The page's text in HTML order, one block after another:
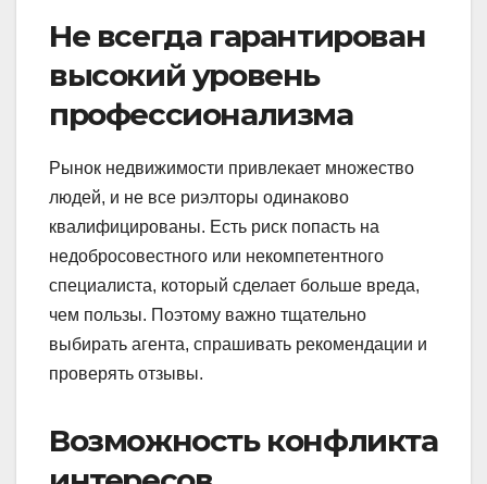
Не всегда гарантирован
высокий уровень
профессионализма
Рынок недвижимости привлекает множество
людей, и не все риэлторы одинаково
квалифицированы. Есть риск попасть на
недобросовестного или некомпетентного
специалиста, который сделает больше вреда,
чем пользы. Поэтому важно тщательно
выбирать агента, спрашивать рекомендации и
проверять отзывы.
Возможность конфликта